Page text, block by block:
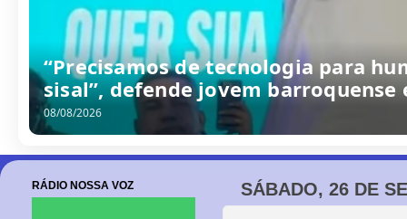
2
0
2
6
SÁBADO, 26 DE
RÁDIO NOSSA VOZ